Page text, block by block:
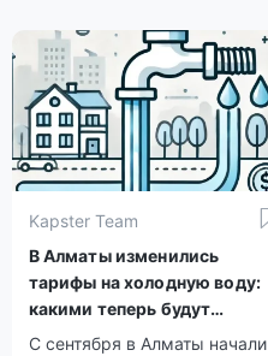
Kapster Team
В Алматы изменились
тарифы на холодную воду:
какими теперь будут
платежи
С сентября в Алматы начали